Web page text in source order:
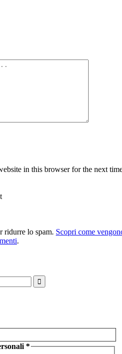
in this browser for the next
ridurre lo spam. Scopri come
.
*